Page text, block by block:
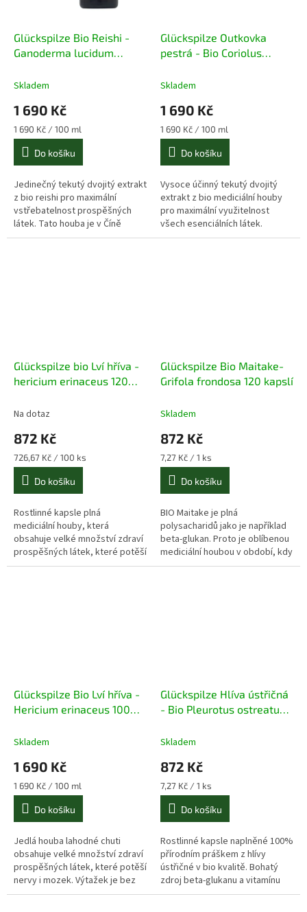
Glückspilze Bio Reishi -
Ganoderma lucidum
Skladem
1 690 Kč
Měrná
cena:
1 690 Kč / 100 ml
Do košíku
Jedinečný tekutý dvojitý extrakt
z bio reishi pro maximální
vstřebatelnost prospěšných
látek. Tato houba je v Číně
oznáčována jako "houba
Glückspilze Outkovka
pestrá - Bio Coriolus
Skladem
1 690 Kč
Měrná
cena:
1 690 Kč / 100 ml
Do košíku
Vysoce účinný tekutý dvojitý
extrakt z bio mediciální houby
pro maximální využitelnost
všech esenciálních látek.
Glückspilze bio Lví hříva -
hericium erinaceus 120
Na dotaz
872 Kč
Měrná
cena:
726,67 Kč / 100 ks
Do košíku
Rostlinné kapsle plná
mediciálníhouby, která
obsahuje velké množství zdraví
prospěšných látek, které potěší
nervy i mozek.
Glückspilze Bio Maitake-
Grifola frondosa 120 kapslí
Skladem
872 Kč
Měrná
cena:
7,27 Kč / 1 ks
Do košíku
BIO Maitake je plná
polysacharidů jako je například
beta-glukan. Proto je oblíbenou
mediciální houbou v období, kdy
hrozí vyšší výskyt chřipek a
Glückspilze Bio Lví hříva -
Hericium erinaceus 100ml
Skladem
1 690 Kč
Měrná
cena:
1 690 Kč / 100 ml
Do košíku
Jedlá houba lahodné chuti
obsahuje velké množství zdraví
prospěšných látek, které potěší
nervy i mozek. Výtažek je bez
alkoholu.
Glückspilze Hlíva ústřičná
- Bio Pleurotus ostreatus
Skladem
872 Kč
Měrná
cena:
7,27 Kč / 1 ks
Do košíku
Rostlinné kapsle naplněné 100%
přírodním práškem z hlívy
ústřičné v bio kvalitě. Bohatý
zdroj beta-glukanu a vitamínu
skupiny B, kyseliny listové a